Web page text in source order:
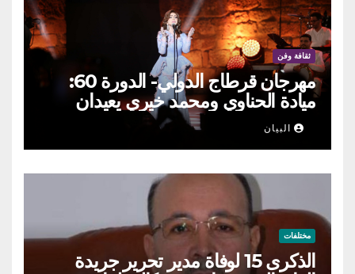
ثقافة وفن
مهرجان قرطاج الدولي- الدورة 60:
ميادة الحناوي ومحمد خيري يعيدان
الطرب السوري إلى ركح قرطاج
البيان
مختلفات
الذكرى 15 لوفاة مدير تحرير جريدة